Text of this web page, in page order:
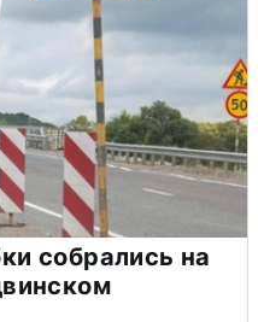
собрались на